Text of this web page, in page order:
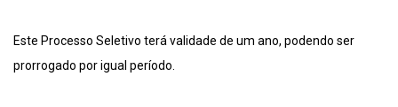
Este Processo Seletivo terá validade de um ano, podendo ser
prorrogado por igual período.